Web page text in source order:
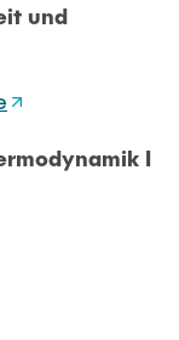
und
I